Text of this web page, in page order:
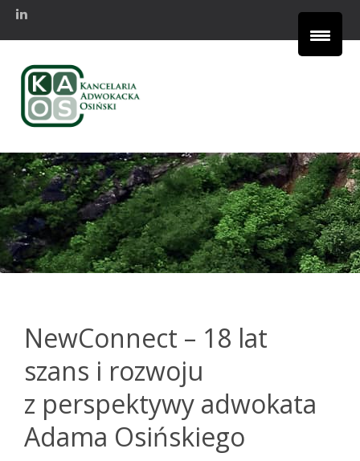
NewConnect – 18 lat
szans i rozwoju
z perspektywy adwokata
Adama Osińskiego